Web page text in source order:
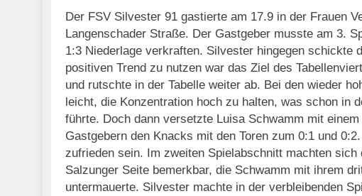
Der FSV Silvester 91 gastierte am 17.9 in der Frauen
Langenschader Straße. Der Gastgeber musste am 3.
1:3 Niederlage verkraften. Silvester hingegen schickte
positiven Trend zu nutzen war das Ziel des
und rutschte in der Tabelle weiter ab. Bei den wieder
leicht, die Konzentration hoch zu halten, was schon in
führte. Doch dann versetzte Luisa Schwamm mit
Gastgebern den Knacks mit den Toren zum 0:1 und
zufrieden sein. Im zweiten Spielabschnitt machten
Salzunger Seite bemerkbar, die Schwamm mit ihrem
untermauerte. Silvester machte in der verbleibenden